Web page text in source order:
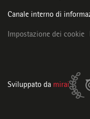
Canale interno di
Impostazione dei cookie
Sviluppato da mirai